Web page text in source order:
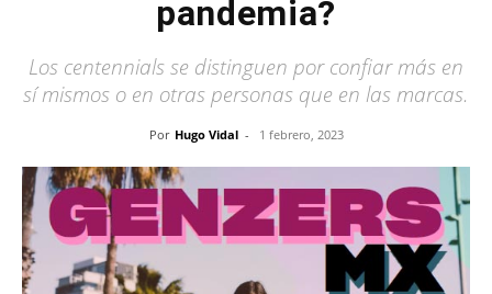
pandemia?
Los centennials se distinguen por confiar más en
sí mismos o en otras personas que en las marcas.
Por Hugo Vidal - 1 febrero, 2023